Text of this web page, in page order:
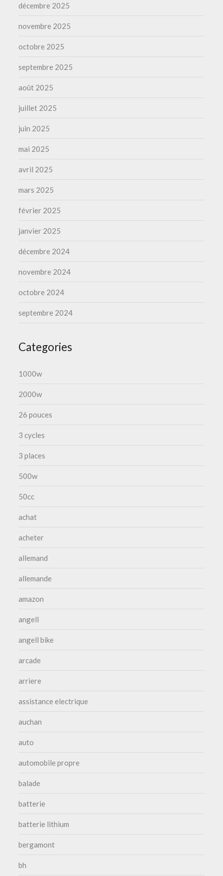
décembre 2025
novembre 2025
octobre 2025
septembre 2025
août 2025
juillet 2025
juin 2025
mai 2025
avril 2025
mars 2025
février 2025
janvier 2025
décembre 2024
novembre 2024
octobre 2024
septembre 2024
Categories
1000w
2000w
26 pouces
3 cycles
3 places
500w
50cc
achat
acheter
allemand
allemande
amazon
angell
angell bike
arcade
arriere
assistance electrique
auchan
auto
automobile propre
balade
batterie
batterie lithium
bergamont
bh